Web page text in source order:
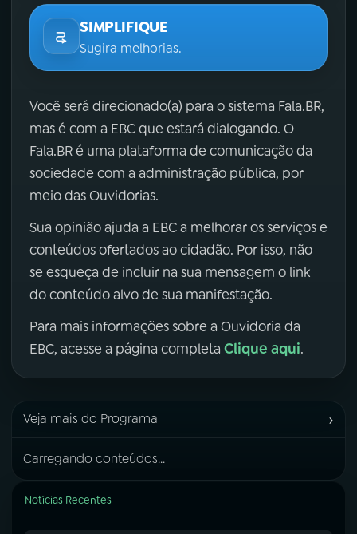
SIMPLIFIQUE
Sugira melhorias.
Você será direcionado(a) para o sistema Fala.BR,
mas é com a EBC que estará dialogando. O
Fala.BR é uma plataforma de comunicação da
sociedade com a administração pública, por
meio das Ouvidorias.
Sua opinião ajuda a EBC a melhorar os serviços e
conteúdos ofertados ao cidadão. Por isso, não
se esqueça de incluir na sua mensagem o link
do conteúdo alvo de sua manifestação.
Para mais informações sobre a Ouvidoria da
EBC, acesse a página completa Clique aqui.
Veja mais do Programa ›
Carregando conteúdos...
Notícias Recentes